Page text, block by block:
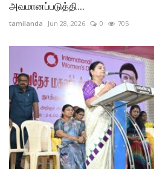
அவமானப்படுத்தி...
tamilanda Jun 28, 2026 0 705